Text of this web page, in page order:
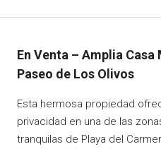
En Venta – Amplia
Paseo de Los Olivos
Esta hermosa propiedad
privacidad en una de las
tranquilas de Playa del